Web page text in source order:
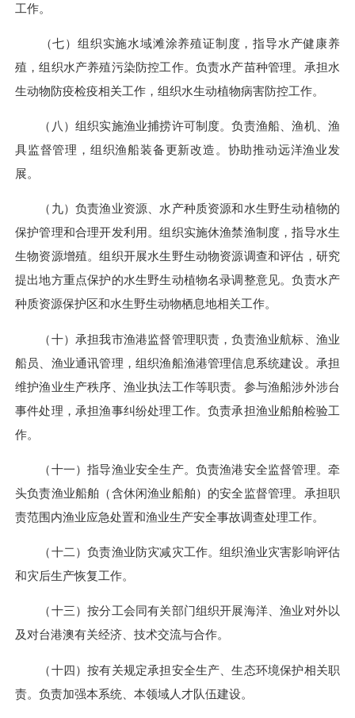
工作。
（七）组织实施水域滩涂养殖证制度，指导水产健康养
殖，组织水产养殖污染防控工作。负责水产苗种管理。承担水
生动物防疫检疫相关工作，组织水生动植物病害防控工作。
（八）组织实施渔业捕捞许可制度。负责渔船、渔机、渔
具监督管理，组织渔船装备更新改造。协助推动远洋渔业发
展。
（九）负责渔业资源、水产种质资源和水生野生动植物的
保护管理和合理开发利用。组织实施休渔禁渔制度，指导水生
生物资源增殖。组织开展水生野生动物资源调查和评估，研究
提出地方重点保护的水生野生动植物名录调整意见。负责水产
种质资源保护区和水生野生动物栖息地相关工作。
（十）承担我市渔港监督管理职责，负责渔业航标、渔业
船员、渔业通讯管理，组织渔船渔港管理信息系统建设。承担
维护渔业生产秩序、渔业执法工作等职责。参与渔船涉外涉台
事件处理，承担渔事纠纷处理工作。负责承担渔业船舶检验工
作。
（十一）指导渔业安全生产。负责渔港安全监督管理。牵
头负责渔业船舶（含休闲渔业船舶）的安全监督管理。承担职
责范围内渔业应急处置和渔业生产安全事故调查处理工作。
（十二）负责渔业防灾减灾工作。组织渔业灾害影响评估
和灾后生产恢复工作。
（十三）按分工会同有关部门组织开展海洋、渔业对外以
及对台港澳有关经济、技术交流与合作。
（十四）按有关规定承担安全生产、生态环境保护相关职
责。负责加强本系统、本领域人才队伍建设。